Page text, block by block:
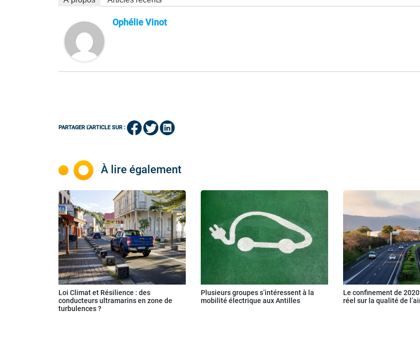
Ophélie Vinot
PARTAGER L'ARTICLE SUR :
À lire également
Loi Climat et Résilience : des
conducteurs ultramarins en zone de
turbulences ?
Plusieurs groupes s’intéressent à la
mobilité électrique aux Antilles
Le confinement de
réel sur la qualité de